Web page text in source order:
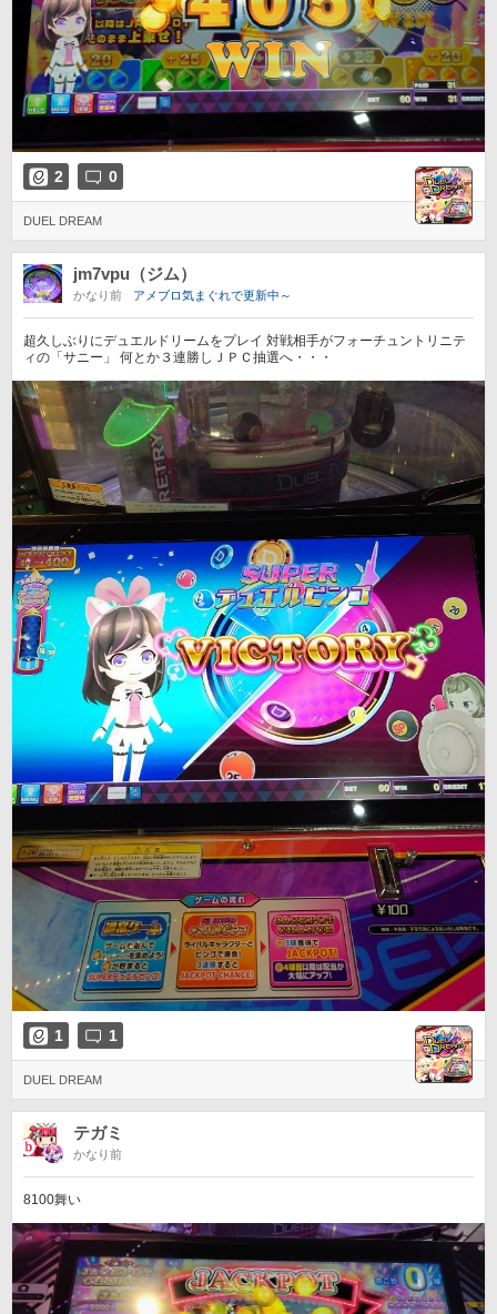
2 0
DUEL DREAM
jm7vpu（ジム）
かなり前 アメブロ気まぐれで更新中～
超久しぶりにデュエルドリームをプレイ 対戦相手がフォーチュントリニテ
ィの「サニー」 何とか３連勝しＪＰＣ抽選へ・・・
1 1
DUEL DREAM
テガミ
かなり前
8100舞い